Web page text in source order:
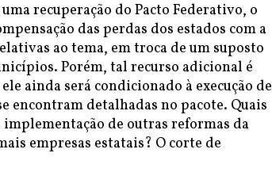
recuperação do Pacto Federativo, o
das perdas dos estados com a
ao tema, em troca de um suposto
Porém, tal recurso adicional é
ainda será condicionado à execução de
encontram detalhadas no pacote. Quais
de outras reformas da
empresas estatais? O corte de